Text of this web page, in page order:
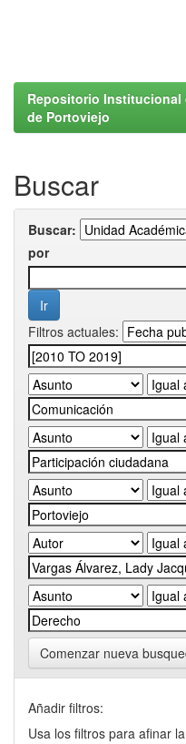
Repositorio Institucional
de Portoviejo
Buscar
Buscar:
por
Filtros actuales:
Comenzar nueva
Añadir filtros:
Usa los filtros para afinar